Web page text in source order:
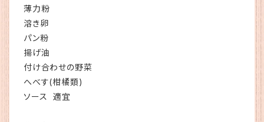
薄力粉
溶き卵
パン粉
揚げ油
付け合わせの野菜
へべす(柑橘類)
ソース 適宜